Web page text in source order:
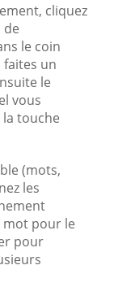
cliquez
de
le coin
un
le
vous
touche
(mots,
les
mot pour le
pour